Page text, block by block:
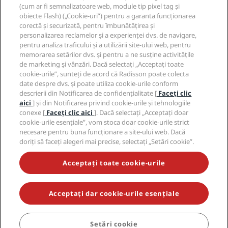
REZERVAȚI
Hoteluri cu programul Sports Approved
Hoteluri adecvate pentru familii
Sănătate și siguranță
Cariere RHG
Cariere PPHE
Cariere EHL
The Club by RHG
Dezvoltarea afacerilor
Afaceri responsabile
Achiziție
Centrul de confidențialitate
Aviz juridic
Termene și condiții Radisson Rewards
Acordul privind utilizarea site-ului
Accesibilitate digitală
Declarație privind sclavia modernă
Asistență
Alerte pentru consumatori
Contact
Întrebări frecvente
Hartă site
Rețele de socializare
Mărci Radisson Hotels
NU RATAȚI NICIODATĂ OFERTELE NOASTRE CELE MAI
POPULARE
© 2026 Radisson Hotel Group.Toate drepturile rezervate. RHG
Radisson Hotel Group, Radisson, Radisson RED, Radisson Blu, Radisson
Collection, Radisson Individuals, Park Plaza, Park Inn, Country Inn &
Suites, Prize by Radisson, Radisson Rewards și Radisson Meetings sunt
(cum ar fi semnalizatoare web, module tip pixel tag și
obiecte Flash) („Cookie-uri”) pentru a garanta funcționarea
corectă și securizată, pentru îmbunătățirea și
personalizarea reclamelor și a experienței dvs. de navigare,
pentru analiza traficului și a utilizării site-ului web, pentru
memorarea setărilor dvs. și pentru a ne susține activitățile
de marketing și vânzări. Dacă selectați „Acceptați toate
cookie-urile”, sunteți de acord că Radisson poate colecta
date despre dvs. și poate utiliza cookie-urile conform
descrierii din Notificarea de confidențialitate [ Faceți clic
aici] și din Notificarea privind cookie-urile și tehnologiile
conexe [ Faceți clic aici]. Dacă selectați „Acceptați doar
cookie-urile esențiale”, vom stoca doar cookie-urile strict
necesare pentru buna funcționare a site-ului web. Dacă
doriți să faceți alegeri mai precise, selectați „Setări cookie”.
Acceptați toate cookie-urile
Acceptați dar cookie-urile esențiale
Setări cookie